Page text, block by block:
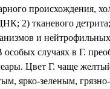
происхождения,
2) тканевого
и
особых случаях в Г.
Цвет Г. чаще
ярко-зеленым,